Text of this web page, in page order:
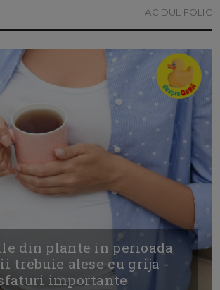
ACIDUL FOLIC
din plante in perioada
trebuie alese cu grija -
importante